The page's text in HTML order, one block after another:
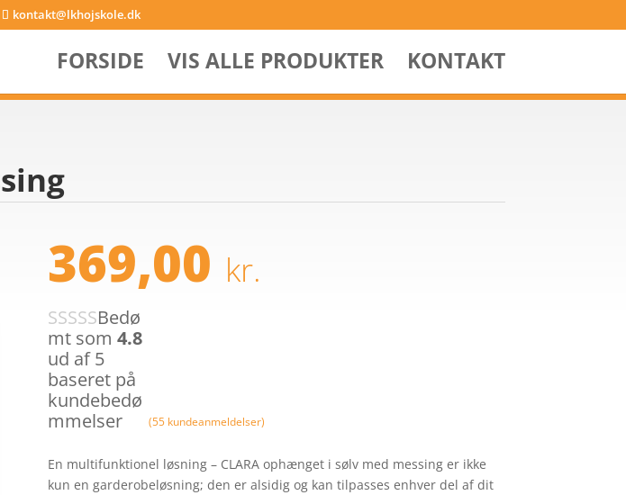
kontakt@lkhojskole.dk
FORSIDE VIS ALLE PRODUKTER KONTAKT
369,00 kr.
Bedø
mt som 4.8
ud af 5
baseret på
kundebedø
mmelser
(55kundeanmeldelser)
En multifunktionel løsning – CLARA ophænget i sølv med messing er ikke
kun en garderobeløsning; den er alsidig og kan tilpasses enhver del af dit